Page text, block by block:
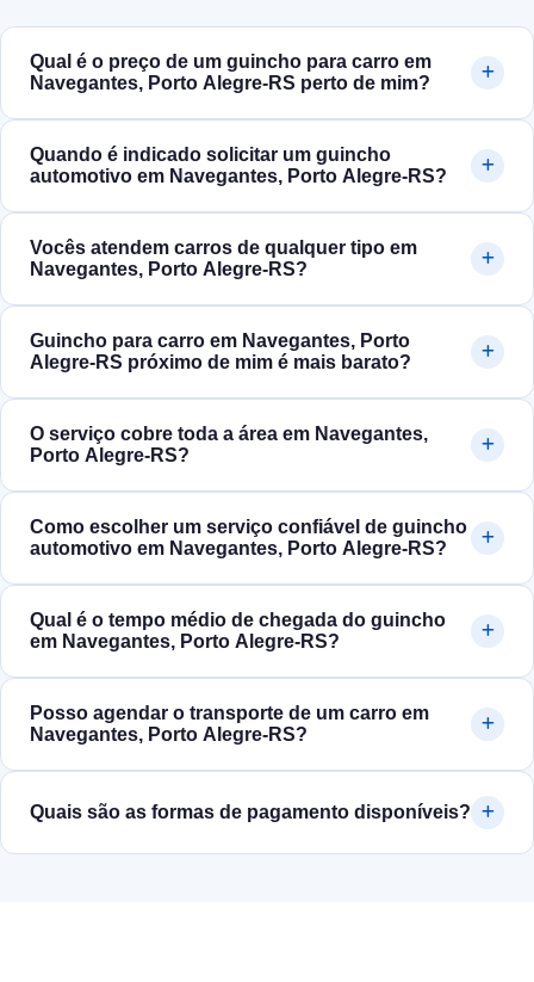
Qual é o preço de um guincho para carro em
Navegantes, Porto Alegre‑RS perto de mim?
Quando é indicado solicitar um guincho
automotivo em Navegantes, Porto Alegre‑RS?
Vocês atendem carros de qualquer tipo em
Navegantes, Porto Alegre‑RS?
Guincho para carro em Navegantes, Porto
Alegre‑RS próximo de mim é mais barato?
O serviço cobre toda a área em Navegantes,
Porto Alegre‑RS?
Como escolher um serviço confiável de guincho
automotivo em Navegantes, Porto Alegre‑RS?
Qual é o tempo médio de chegada do guincho
em Navegantes, Porto Alegre‑RS?
Posso agendar o transporte de um carro em
Navegantes, Porto Alegre‑RS?
Quais são as formas de pagamento disponíveis?